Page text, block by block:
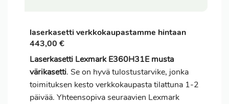
laserkasetti verkkokaupastamme hintaan
443,00 €
Laserkasetti Lexmark E360H31E musta
värikasetti. Se on hyvä tulostustarvike, jonka
toimituksen kesto verkkokaupasta tilattuna 1-2
päivää. Yhteensopiva seuraavien Lexmark